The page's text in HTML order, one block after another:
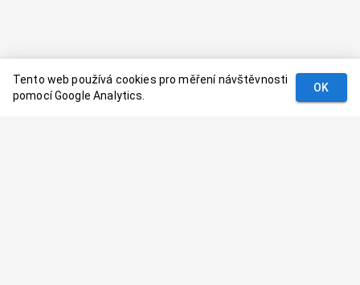
Tento web používá cookies pro měření návštěvnosti
pomocí Google Analytics.
OK